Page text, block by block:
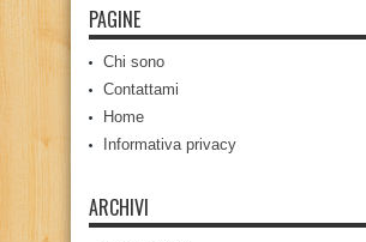
PAGINE
Chi sono
Contattami
Home
Informativa privacy
ARCHIVI